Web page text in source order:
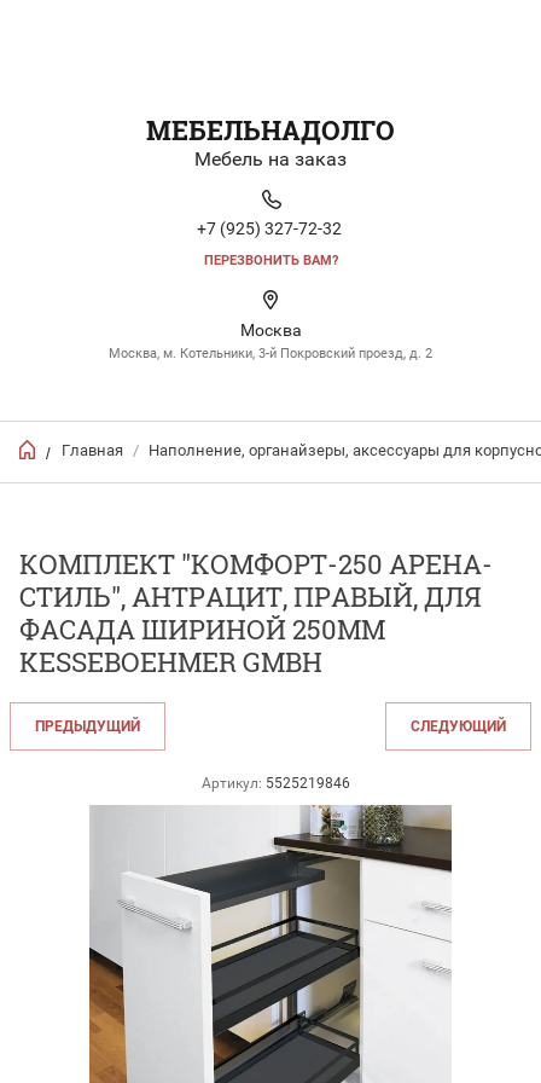
МЕБЕЛЬНАДОЛГО
Мебель на заказ
+7 (925) 327-72-32
ПЕРЕЗВОНИТЬ ВАМ?
Москва
Москва, м. Котельники, 3-й Покровский проезд, д. 2
/ Главная / Наполнение, органайзеры, аксессуары для
КОМПЛЕКТ "КОМФОРТ-250 АРЕНА-
СТИЛЬ", АНТРАЦИТ, ПРАВЫЙ, ДЛЯ
ФАСАДА ШИРИНОЙ 250ММ
KESSEBOEHMER GMBH
ПРЕДЫДУЩИЙ СЛЕДУЮЩИЙ
Артикул: 5525219846